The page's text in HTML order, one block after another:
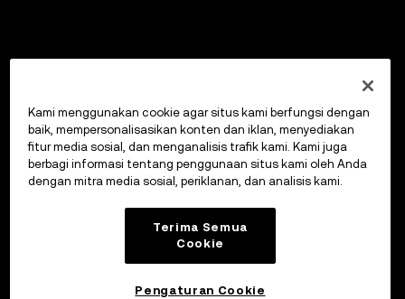
Kami menggunakan cookie agar situs kami berfungsi dengan
baik, mempersonalisasikan konten dan iklan, menyediakan
fitur media sosial, dan menganalisis trafik kami. Kami juga
berbagi informasi tentang penggunaan situs kami oleh Anda
dengan mitra media sosial, periklanan, dan analisis kami.
Terima Semua
Cookie
Pengaturan Cookie